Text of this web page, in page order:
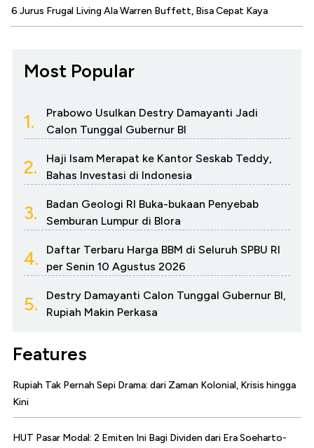
6 Jurus Frugal Living Ala Warren Buffett, Bisa Cepat Kaya
Most Popular
1.
Prabowo Usulkan Destry Damayanti Jadi
Calon Tunggal Gubernur BI
2.
Haji Isam Merapat ke Kantor Seskab Teddy,
Bahas Investasi di Indonesia
3.
Badan Geologi RI Buka-bukaan Penyebab
Semburan Lumpur di Blora
4.
Daftar Terbaru Harga BBM di Seluruh SPBU RI
per Senin 10 Agustus 2026
5.
Destry Damayanti Calon Tunggal Gubernur BI,
Rupiah Makin Perkasa
Features
Rupiah Tak Pernah Sepi Drama: dari Zaman Kolonial, Krisis hingga
Kini
HUT Pasar Modal: 2 Emiten Ini Bagi Dividen dari Era Soeharto-